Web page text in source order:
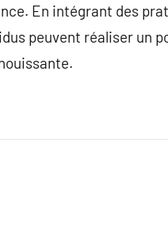
En intégrant des
peuvent réaliser un